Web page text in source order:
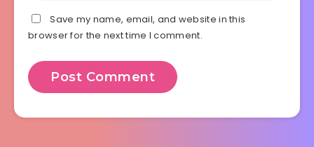
Save my name, email, and website in this
browser for the next time I comment.